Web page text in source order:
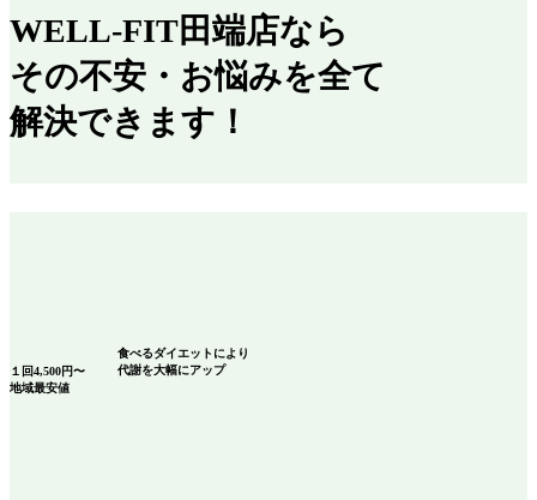
WELL-FIT田端店なら
その不安・お悩みを全て
解決できます！
１回4,500円〜
地域最安値
食べるダイエット により
代謝を大幅にアップ